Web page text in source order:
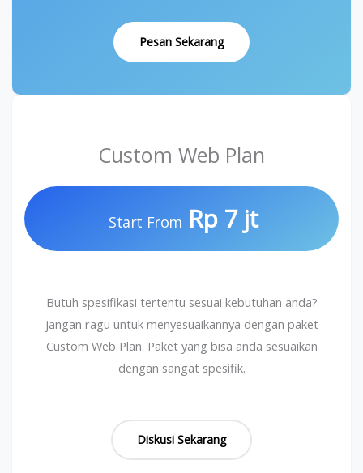
Pesan Sekarang
Custom Web Plan
Start From Rp 7 jt
Butuh spesifikasi tertentu sesuai kebutuhan anda?
jangan ragu untuk menyesuaikannya dengan paket
Custom Web Plan. Paket yang bisa anda sesuaikan
dengan sangat spesifik.
Diskusi Sekarang